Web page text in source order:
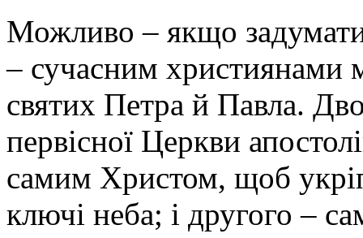
Можливо – якщо
– сучасним християнами
святих Петра й Павла.
первісної Церкви
самим Христом, щоб
ключі неба; і другого –